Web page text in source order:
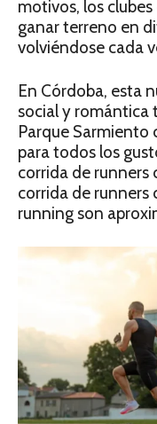
motivos, los
ganar terreno en
volviéndose cada
En Córdoba, esta
social y romántica
Parque
para todos los
corrida de runners
corrida de runners
running son